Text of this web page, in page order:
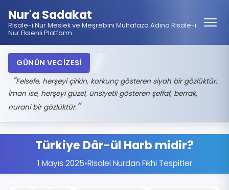
Nur'a Sadakat
Risale-i Nur Meslek ve Meşrebini Muhafaza Adına Risale-i
Nur Eksenli Platform
GÜNÜN VECİZESİ
Felsefe, herşeyi çirkin, korkunç gösteren siyah bir gözlüktür.
İman ise, herşeyi güzel, ünsiyetli gösteren şeffaf, berrak,
nurani bir gözlüktür.
Türkiye Dâr-ül Harb midir?
1 Mayıs 2025•Risalei Nurdan Fıkhi Tespitler